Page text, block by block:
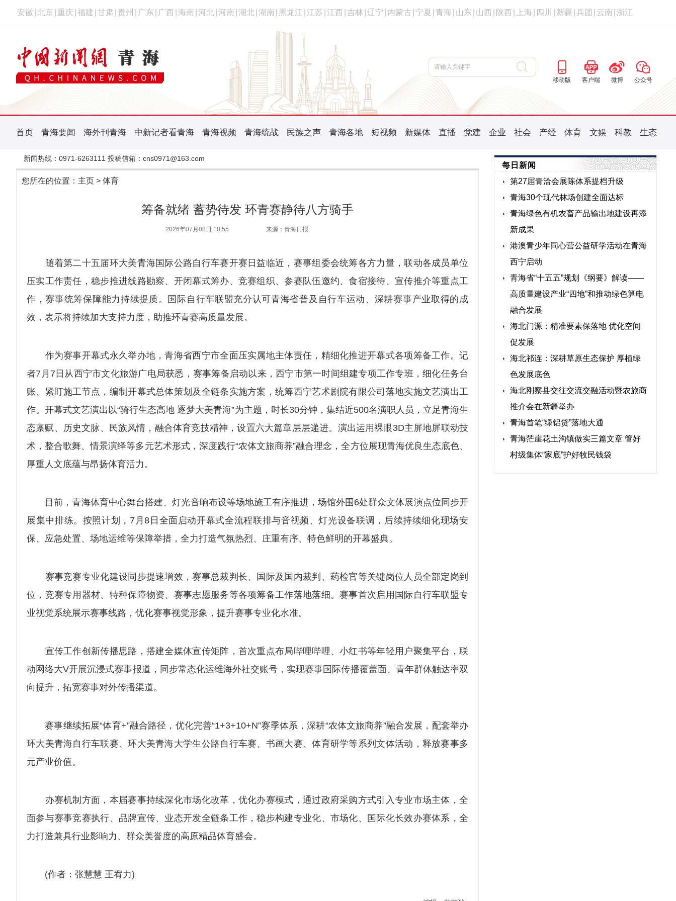
安徽 北京 重庆 福建 甘肃 贵州 广东 广西 海南 河北 河南 湖北 湖南 黑龙江 江苏 江西 吉林 辽宁 内蒙古 宁夏 青海 山东 山西 陕西 上海 四川 新疆 兵团 云南 浙江
移动版 客户端 微博 公众号
首页 青海要闻 海外刊青海 中新记者看青海 青海视频 青海统战 民族之声 青海各地 短视频 新媒体 直播 党建 企业 社会 产经 体育 文娱 科教 生态
新闻热线：0971-6263111 投稿信箱：cns0971@163.com
您所在的位置： 主页 > 体育
筹备就绪 蓄势待发 环青赛静待八方骑手
2026年07月08日 10:55 来源：青海日报
随着第二十五届环大美青海国际公路自行车赛开赛日益临近，赛事组委会统筹各方力量，联动各成员单位
压实工作责任，稳步推进线路勘察、开闭幕式筹办、竞赛组织、参赛队伍邀约、食宿接待、宣传推介等重点工
作，赛事统筹保障能力持续提质。国际自行车联盟充分认可青海省普及自行车运动、深耕赛事产业取得的成
效，表示将持续加大支持力度，助推环青赛高质量发展。
作为赛事开幕式永久举办地，青海省西宁市全面压实属地主体责任，精细化推进开幕式各项筹备工作。记
者7月7日从西宁市文化旅游广电局获悉，赛事筹备启动以来，西宁市第一时间组建专项工作专班，细化任务台
账、紧盯施工节点，编制开幕式总体策划及全链条实施方案，统筹西宁艺术剧院有限公司落地实施文艺演出工
作。开幕式文艺演出以“骑行生态高地 逐梦大美青海”为主题，时长30分钟，集结近500名演职人员，立足青海生
态禀赋、历史文脉、民族风情，融合体育竞技精神，设置六大篇章层层递进。演出运用裸眼3D主屏地屏联动技
术，整合歌舞、情景演绎等多元艺术形式，深度践行“农体文旅商养”融合理念，全方位展现青海优良生态底色、
厚重人文底蕴与昂扬体育活力。
目前，青海体育中心舞台搭建、灯光音响布设等场地施工有序推进，场馆外围6处群众文体展演点位同步开
展集中排练。按照计划，7月8日全面启动开幕式全流程联排与音视频、灯光设备联调，后续持续细化现场安
保、应急处置、场地运维等保障举措，全力打造气氛热烈、庄重有序、特色鲜明的开幕盛典。
赛事竞赛专业化建设同步提速增效，赛事总裁判长、国际及国内裁判、药检官等关键岗位人员全部定岗到
位，竞赛专用器材、特种保障物资、赛事志愿服务等各项筹备工作落地落细。赛事首次启用国际自行车联盟专
业视觉系统展示赛事线路，优化赛事视觉形象，提升赛事专业化水准。
宣传工作创新传播思路，搭建全媒体宣传矩阵，首次重点布局哔哩哔哩、小红书等年轻用户聚集平台，联
动网络大V开展沉浸式赛事报道，同步常态化运维海外社交账号，实现赛事国际传播覆盖面、青年群体触达率双
向提升，拓宽赛事对外传播渠道。
赛事继续拓展“体育+”融合路径，优化完善“1+3+10+N”赛季体系，深耕“农体文旅商养”融合发展，配套举办
环大美青海自行车联赛、环大美青海大学生公路自行车赛、书画大赛、体育研学等系列文体活动，释放赛事多
元产业价值。
办赛机制方面，本届赛事持续深化市场化改革，优化办赛模式，通过政府采购方式引入专业市场主体，全
面参与赛事竞赛执行、品牌宣传、业态开发全链条工作，稳步构建专业化、市场化、国际化长效办赛体系，全
力打造兼具行业影响力、群众美誉度的高原精品体育盛会。
(作者：张慧慧 王宥力)
每日新闻
第27届青洽会展陈体系提档升级
青海30个现代林场创建全面达标
青海绿色有机农畜产品输出地建设再添
新成果
港澳青少年同心营公益研学活动在青海
西宁启动
青海省“十五五”规划《纲要》解读——
高质量建设产业“四地”和推动绿色算电
融合发展
海北门源：精准要素保落地 优化空间
促发展
海北祁连：深耕草原生态保护 厚植绿
色发展底色
海北刚察县交往交流交融活动暨农旅商
推介会在新疆举办
青海首笔“绿铝贷”落地大通
青海茫崖花土沟镇做实三篇文章 管好
村级集体“家底”护好牧民钱袋